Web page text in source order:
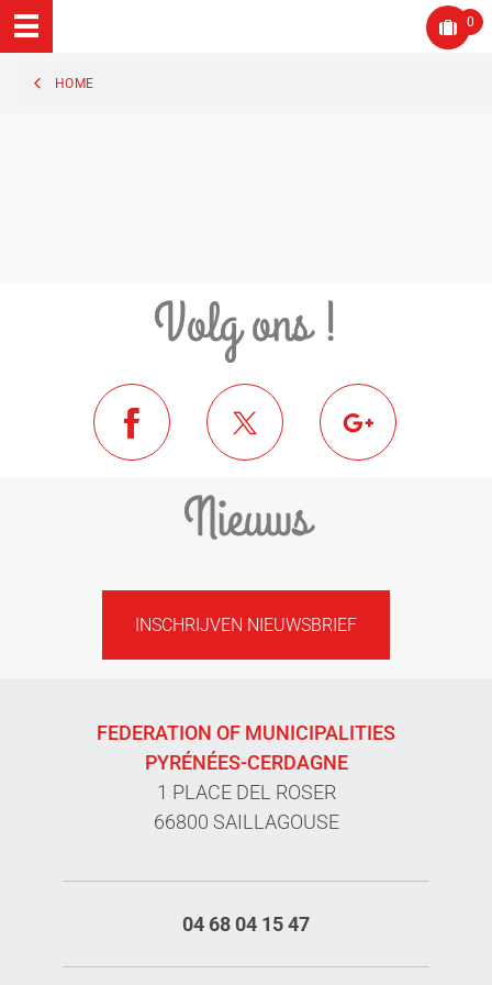
0
HOME
Volg ons !
Nieuws
INSCHRIJVEN NIEUWSBRIEF
FEDERATION OF MUNICIPALITIES
PYRÉNÉES-CERDAGNE
1 PLACE DEL ROSER
66800 SAILLAGOUSE
04 68 04 15 47